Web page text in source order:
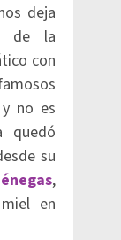
deja
de la
con
no es
quedó
su
,
en